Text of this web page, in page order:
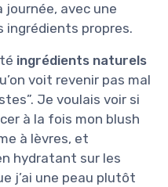
journée, avec une
ingrédients propres.
ingrédients naturels
voit revenir pas mal
Je voulais voir si
à la fois mon blush
à lèvres, et
hydratant sur les
j’ai une peau plutôt